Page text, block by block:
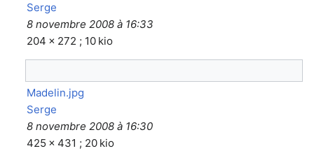
Serge
8 novembre 2008 à 16:33
204 × 272 ; 10 kio
Madelin.jpg
Serge
8 novembre 2008 à 16:30
425 × 431 ; 20 kio